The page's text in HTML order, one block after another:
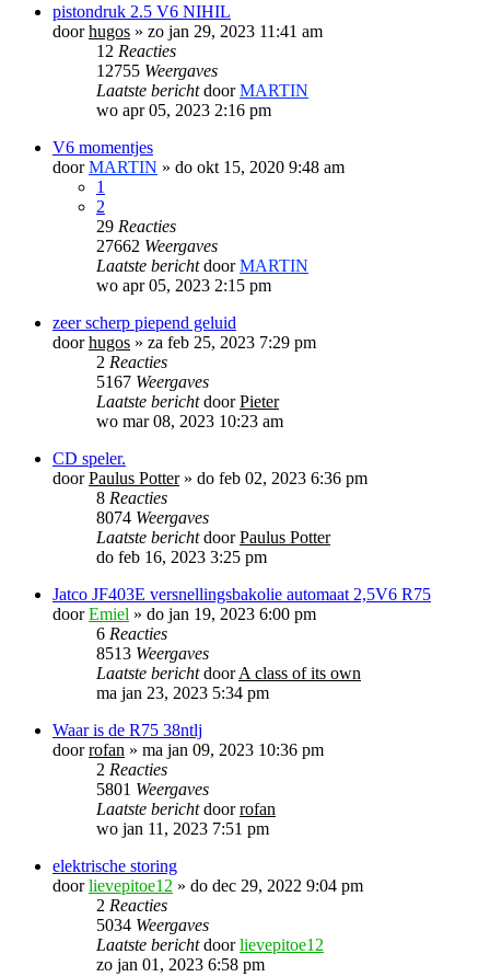
pistondruk 2.5 V6 NIHIL
doorhugos » zo jan 29, 2023 11:41 am
12 Reacties
12755 Weergaves
Laatste berichtdoorMARTIN
wo apr 05, 2023 2:16 pm
V6 momentjes
doorMARTIN » do okt 15, 2020 9:48 am
1
2
29 Reacties
27662 Weergaves
Laatste berichtdoorMARTIN
wo apr 05, 2023 2:15 pm
zeer scherp piepend geluid
doorhugos » za feb 25, 2023 7:29 pm
2 Reacties
5167 Weergaves
Laatste berichtdoorPieter
wo mar 08, 2023 10:23 am
CD speler.
doorPaulus Potter» do feb 02, 2023 6:36 pm
8 Reacties
8074 Weergaves
Laatste berichtdoorPaulus Potter
do feb 16, 2023 3:25 pm
Jatco JF403E versnellingsbakolie automaat 2,5V6 R75
doorEmiel » do jan 19, 2023 6:00 pm
6 Reacties
8513 Weergaves
Laatste berichtdoorA class of its own
ma jan 23, 2023 5:34 pm
Waar is de R75 38ntlj
doorrofan » ma jan 09, 2023 10:36 pm
2 Reacties
5801 Weergaves
Laatste berichtdoorrofan
wo jan 11, 2023 7:51 pm
elektrische storing
doorlievepitoe12 » do dec 29, 2022 9:04 pm
2 Reacties
5034 Weergaves
Laatste berichtdoorlievepitoe12
zo jan 01, 2023 6:58 pm